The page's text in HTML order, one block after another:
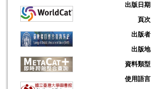
出版日期
頁次
出版者
出版地
資料類型
使用語言